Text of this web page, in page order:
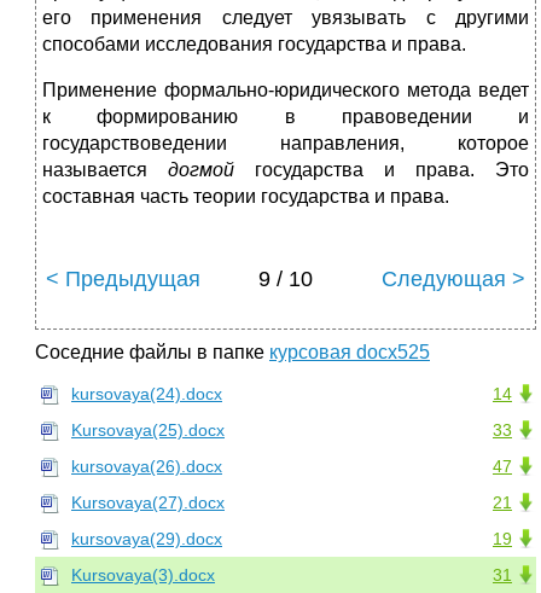
его применения следует увязывать с другими
способами исследования государства и права.
Применение формально-юридического метода ведет
к формированию в правоведении и
государствоведении направления, которое
называется догмой государства и права. Это
составная часть теории государства и права.
< Предыдущая 9 / 10 Следующая >
Соседние файлы в папке курсовая docx525
14
kursovaya(24).docx
33
Kursovaya(25).docx
47
kursovaya(26).docx
21
Kursovaya(27).docx
19
kursovaya(29).docx
31
Kursovaya(3).docx